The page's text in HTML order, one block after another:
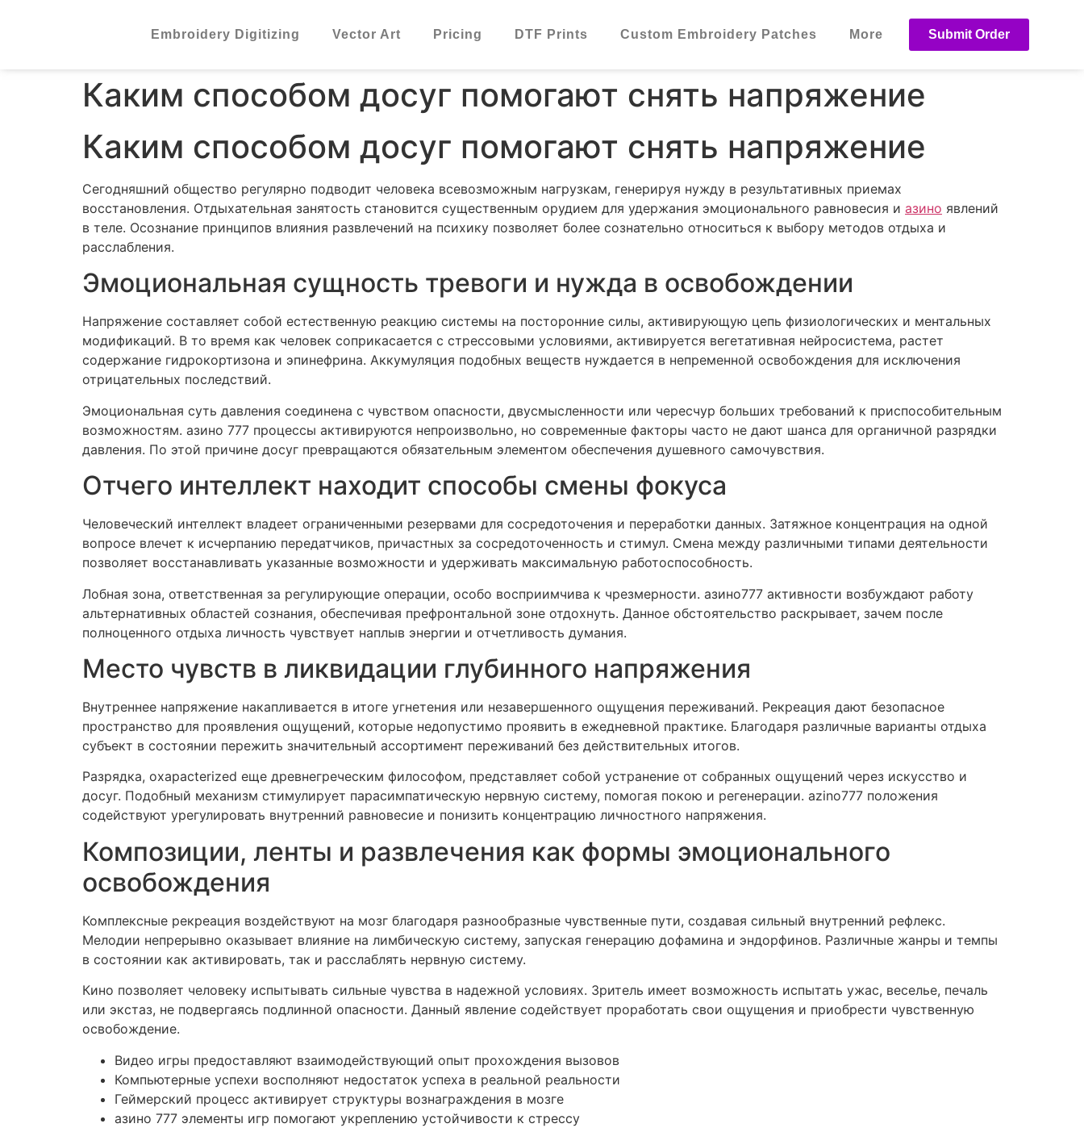
Embroidery Digitizing Vector Art Pricing DTF Prints Custom Embroidery Patches More Submit Order
Каким способом досуг помогают снять напряжение
Каким способом досуг помогают снять напряжение
Сегодняшний общество регулярно подводит человека всевозможным нагрузкам, генерируя нужду в результативных приемах
восстановления. Отдыхательная занятость становится существенным орудием для удержания эмоционального равновесия и азино явлений
в теле. Осознание принципов влияния развлечений на психику позволяет более сознательно относиться к выбору методов отдыха и
расслабления.
Эмоциональная сущность тревоги и нужда в освобождении
Напряжение составляет собой естественную реакцию системы на посторонние силы, активирующую цепь физиологических и ментальных
модификаций. В то время как человек соприкасается с стрессовыми условиями, активируется вегетативная нейросистема, растет
содержание гидрокортизона и эпинефрина. Аккумуляция подобных веществ нуждается в непременной освобождения для исключения
отрицательных последствий.
Эмоциональная суть давления соединена с чувством опасности, двусмысленности или чересчур больших требований к приспособительным
возможностям. азино 777 процессы активируются непроизвольно, но современные факторы часто не дают шанса для органичной разрядки
давления. По этой причине досуг превращаются обязательным элементом обеспечения душевного самочувствия.
Отчего интеллект находит способы смены фокуса
Человеческий интеллект владеет ограниченными резервами для сосредоточения и переработки данных. Затяжное концентрация на одной
вопросе влечет к исчерпанию передатчиков, причастных за сосредоточенность и стимул. Смена между различными типами деятельности
позволяет восстанавливать указанные возможности и удерживать максимальную работоспособность.
Лобная зона, ответственная за регулирующие операции, особо восприимчива к чрезмерности. азино777 активности возбуждают работу
альтернативных областей сознания, обеспечивая префронтальной зоне отдохнуть. Данное обстоятельство раскрывает, зачем после
полноценного отдыха личность чувствует наплыв энергии и отчетливость думания.
Место чувств в ликвидации глубинного напряжения
Внутреннее напряжение накапливается в итоге угнетения или незавершенного ощущения переживаний. Рекреация дают безопасное
пространство для проявления ощущений, которые недопустимо проявить в ежедневной практике. Благодаря различные варианты отдыха
субъект в состоянии пережить значительный ассортимент переживаний без действительных итогов.
Разрядка, охарacterized еще древнегреческим философом, представляет собой устранение от собранных ощущений через искусство и
досуг. Подобный механизм стимулирует парасимпатическую нервную систему, помогая покою и регенерации. azino777 положения
содействуют урегулировать внутренний равновесие и понизить концентрацию личностного напряжения.
Композиции, ленты и развлечения как формы эмоционального
освобождения
Комплексные рекреация воздействуют на мозг благодаря разнообразные чувственные пути, создавая сильный внутренний рефлекс.
Мелодии непрерывно оказывает влияние на лимбическую систему, запуская генерацию дофамина и эндорфинов. Различные жанры и темпы
в состоянии как активировать, так и расслаблять нервную систему.
Кино позволяет человеку испытывать сильные чувства в надежной условиях. Зритель имеет возможность испытать ужас, веселье, печаль
или экстаз, не подвергаясь подлинной опасности. Данный явление содействует проработать свои ощущения и приобрести чувственную
освобождение.
Видео игры предоставляют взаимодействующий опыт прохождения вызовов
Компьютерные успехи восполняют недостаток успеха в реальной реальности
Геймерский процесс активирует структуры вознаграждения в мозге
азино 777 элементы игр помогают укреплению устойчивости к стрессу